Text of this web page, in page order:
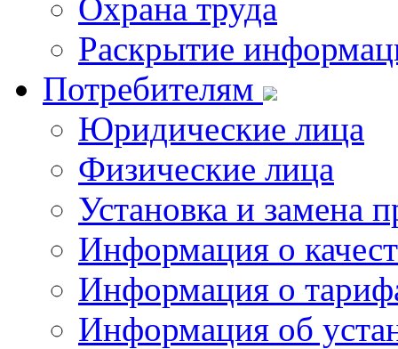
Охрана труда
Раскрытие
Потребителям
Юридические лица
Физические лица
Установка и замена
Информация о
Информация о
Информация об